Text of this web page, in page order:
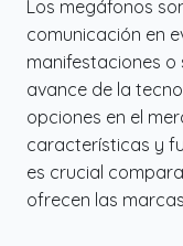
deportivos o
✔️ DISEÑO
Denton 10,
brinda una
en cualquier
sostenerlo
transportar y
Los megáfonos
comunicación en
manifestaciones o
avance de la
opciones en el
características y
es crucial
ofrecen las